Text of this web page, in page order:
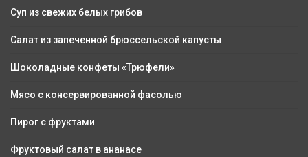
Суп из свежих белых грибов
Салат из запеченной брюссельской капусты
Шоколадные конфеты «Трюфели»
Мясо с консервированной фасолью
Пирог с фруктами
Фруктовый салат в ананасе